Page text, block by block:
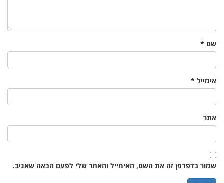
שם *
אימייל *
אתר
שמור בדפדפן זה את השם, האימייל והאתר שלי לפעם הבאה שאגיב.